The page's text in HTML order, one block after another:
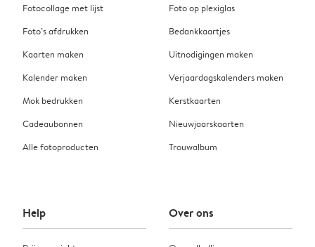
Fotocollage met lijst
Foto’s afdrukken
Kaarten maken
Kalender maken
Mok bedrukken
Cadeaubonnen
Alle fotoproducten
Foto op plexiglas
Bedankkaartjes
Uitnodigingen maken
Verjaardagskalenders maken
Kerstkaarten
Nieuwjaarskaarten
Trouwalbum
Help Over ons